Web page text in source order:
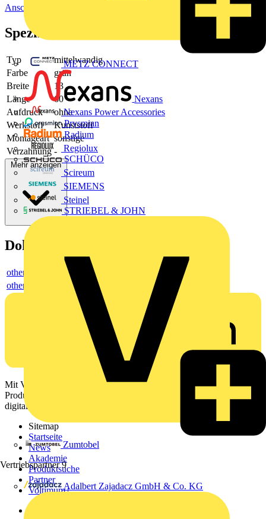
METZ CONNECT
Nexans
Nexans Power Accessories
Prysmian
Radium
Regiolux
SCHÜCO
Scireum
SIEMENS
Steinel
STRIEBEL & JOHN
Zumtobel
Vertriebspartner 9
Adalbert Zajadacz GmbH & Co. KG
Anschluss- und Verbindungstechnik/Isoliermaterial (Elektro)
Spezifikationen
Typ
mittelwandig
Farbe
grün
Breite
13
Länge
60
Aufdruck
ohne
Werkstoff
Kunststoff
Montageart sonstige
Verzahnung -
Mehr anzeigen
Dokumente
others
others
Mit Voltimum erhalten Elektrofachkräfte Zugang zu Branchennews,
Produktinformationen, Schulungen und Tools – alles auf einer
digitalen Plattform und Community.
Sitemap
Startseite
News
Akademie
Produktsuche
Partner
Voltimum+